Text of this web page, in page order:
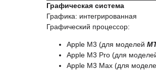
Графическая система
Графика: интегрированная
Графический процессор:
Apple M3 (для моделей
Apple M3 Pro (для
Apple M3 Max (для